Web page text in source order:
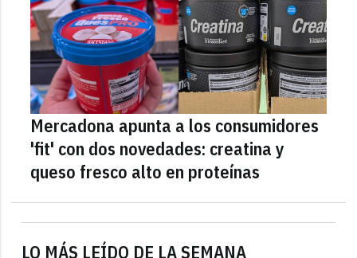
LO MÁS LEÍDO DE LA SEMANA
Mercadona apunta a los consumidores
'fit' con dos novedades: creatina y
queso fresco alto en proteínas